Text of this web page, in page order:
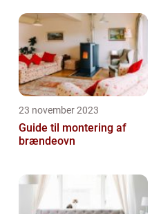
23 november 2023
Guide til montering af
brændeovn